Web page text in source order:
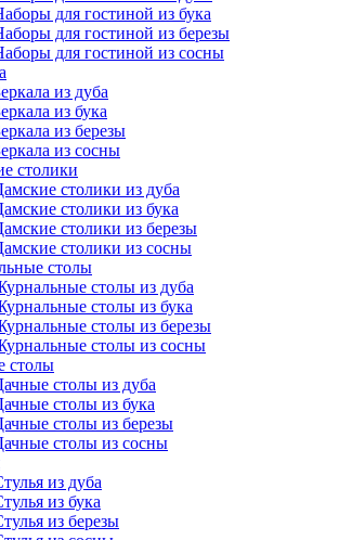
для гостиной из бука
для гостиной из березы
для гостиной из сосны
из дуба
из бука
из березы
из сосны
столики
столики из дуба
столики из бука
столики из березы
столики из сосны
столы
столы из дуба
столы из бука
столы из березы
столы из сосны
столы
столы из дуба
столы из бука
столы из березы
столы из сосны
из дуба
из бука
из березы